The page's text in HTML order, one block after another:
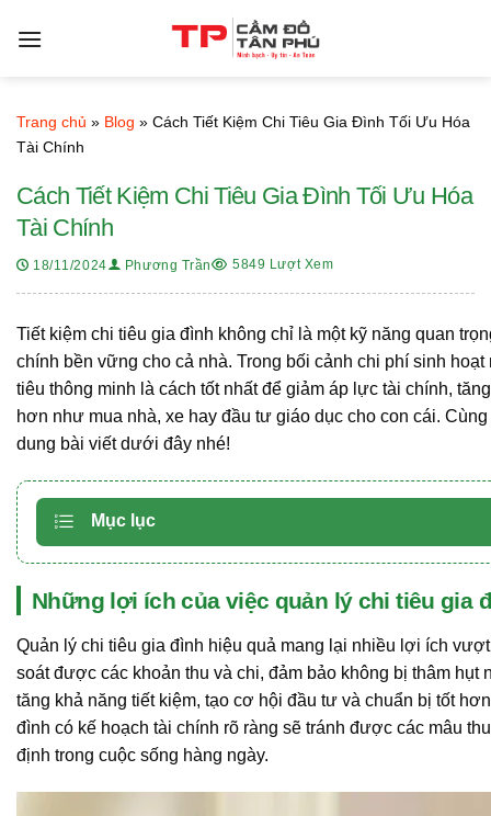
qua
Trang chủ » Blog » Cách Tiết Kiệm Chi Tiêu Gia Đình Tối Ưu Hóa
Tài Chính
Cách Tiết Kiệm Chi Tiêu Gia Đình Tối Ưu Hóa
Tài Chính
18/11/2024 Phương Trần 5849 Lượt Xem
Tiết kiệm chi tiêu gia đình không chỉ là một kỹ năng quan
chính bền vững cho cả nhà. Trong bối cảnh chi phí sinh
tiêu thông minh là cách tốt nhất để giảm áp lực tài chính,
hơn như mua nhà, xe hay đầu tư giáo dục cho con cái. Cùng
dung bài viết dưới đây nhé!
Mục lục
Những lợi ích của việc quản lý chi tiêu gia
Quản lý chi tiêu gia đình hiệu quả mang lại nhiều lợi ích
soát được các khoản thu và chi, đảm bảo không bị thâm
tăng khả năng tiết kiệm, tạo cơ hội đầu tư và chuẩn bị tốt
đình có kế hoạch tài chính rõ ràng sẽ tránh được các mâu
định trong cuộc sống hàng ngày.